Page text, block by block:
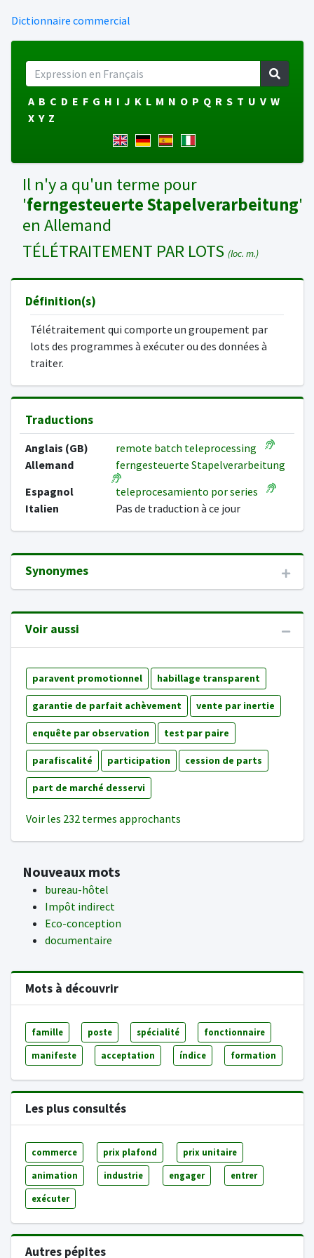
Dictionnaire commercial
A B C D E F G H I J K L M N O P Q R S T U V W
X Y Z
Il n'y a qu'un terme pour
'ferngesteuerte Stapelverarbeitung'
en Allemand
TÉLÉTRAITEMENT PAR LOTS (loc. m.)
Définition(s)
Télétraitement qui comporte un groupement par
lots des programmes à exécuter ou des données à
traiter.
Traductions
Anglais (GB)
remote batch teleprocessing
Allemand
ferngesteuerte Stapelverarbeitung
Espagnol
teleprocesamiento por series
Italien
Pas de traduction à ce jour
Synonymes
Voir aussi
paravent promotionnel habillage transparent
garantie de parfait achèvement vente par inertie
enquête par observation test par paire
parafiscalité participation cession de parts
part de marché desservi
Voir les 232 termes approchants
Nouveaux mots
bureau-hôtel
Impôt indirect
Eco-conception
documentaire
Mots à découvrir
famille poste spécialité fonctionnaire
manifeste acceptation índice formation
Les plus consultés
commerce prix plafond prix unitaire
animation industrie engager entrer
exécuter
Autres pépites